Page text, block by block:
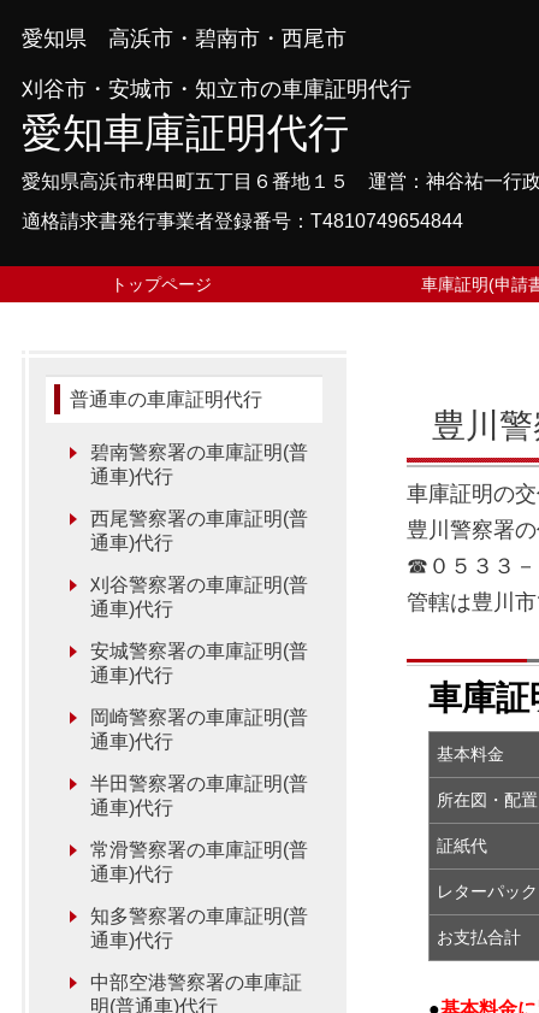
愛知県 高浜市・碧南市・西尾市
刈谷市・安城市・知立市の車庫証明代行
愛知車庫証明代行
愛知県高浜市稗田町五丁目６番地１５ 運営：神谷祐一行
適格請求書発行事業者登録番号：T4810749654844
トップページ 車庫証明(申請
豊川
車庫証明の
豊川警察署
☎０５３３－
管轄は豊川
車庫証
基本料金
所在図・
証紙代
レターパッ
お支払合計
●基本料金に
普通車の車庫証明代行
碧南警察署の車庫証明(普
通車)代行
西尾警察署の車庫証明(普
通車)代行
刈谷警察署の車庫証明(普
通車)代行
安城警察署の車庫証明(普
通車)代行
岡崎警察署の車庫証明(普
通車)代行
半田警察署の車庫証明(普
通車)代行
常滑警察署の車庫証明(普
通車)代行
知多警察署の車庫証明(普
通車)代行
中部空港警察署の車庫証
明(普通車)代行